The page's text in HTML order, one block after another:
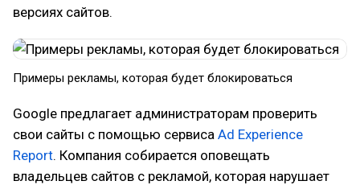
версиях сайтов.
Примеры рекламы, которая будет блокироваться
Google предлагает администраторам проверить
свои сайты с помощью сервиса Ad Experience
Report. Компания собирается оповещать
владельцев сайтов с рекламой, которая нарушает